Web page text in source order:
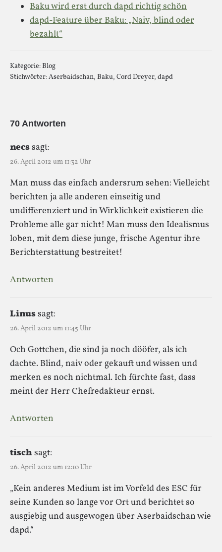
Baku wird erst durch dapd richtig schön
dapd-Feature über Baku: „Naiv, blind oder
bezahlt“
Kategorie:Blog
Stichwörter:Aserbaidschan, Baku, Cord Dreyer, dapd
70 Antworten
necssagt:
26. April 2012 um 11:32 Uhr
Man muss das einfach andersrum sehen: Vielleicht
berichten ja alle anderen einseitig und
undifferenziert und in Wirklichkeit existieren die
Probleme alle gar nicht! Man muss den Idealismus
loben, mit dem diese junge, frische Agentur ihre
Berichterstattung bestreitet!
Antworten
Linussagt:
26. April 2012 um 11:45 Uhr
Och Gottchen, die sind ja noch dööfer, als ich
dachte. Blind, naiv oder gekauft und wissen und
merken es noch nichtmal. Ich fürchte fast, dass
meint der Herr Chefredakteur ernst.
Antworten
tisch sagt:
26. April 2012 um 12:10 Uhr
„Kein anderes Medium ist im Vorfeld des ESC für
seine Kunden so lange vor Ort und berichtet so
ausgiebig und ausgewogen über Aserbaidschan wie
dapd.“